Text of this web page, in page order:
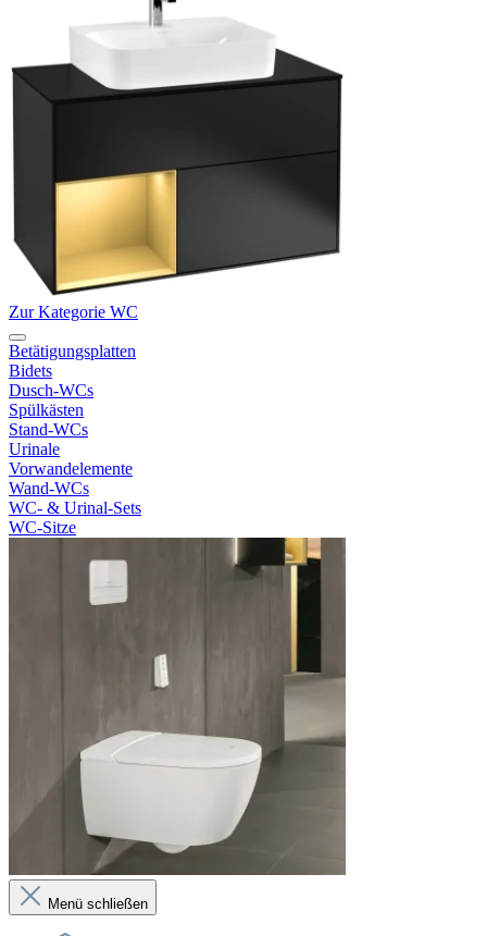
Zur Kategorie WC
Betätigungsplatten
Bidets
Dusch-WCs
Spülkästen
Stand-WCs
Urinale
Vorwandelemente
Wand-WCs
WC- & Urinal-Sets
WC-Sitze
Menü schließen